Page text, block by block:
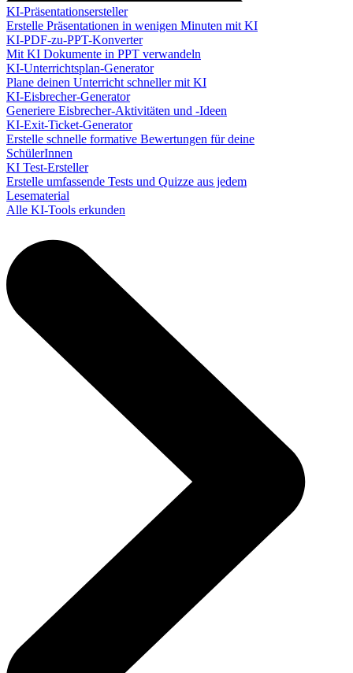
KI-Präsentationsersteller
Erstelle Präsentationen in wenigen Minuten mit KI
KI-PDF-zu-PPT-Konverter
Mit KI Dokumente in PPT verwandeln
KI-Unterrichtsplan-Generator
Plane deinen Unterricht schneller mit KI
KI-Eisbrecher-Generator
Generiere Eisbrecher-Aktivitäten und -Ideen
KI-Exit-Ticket-Generator
Erstelle schnelle formative Bewertungen für deine
SchülerInnen
KI Test-Ersteller
Erstelle umfassende Tests und Quizze aus jedem
Lesematerial
Alle KI-Tools erkunden